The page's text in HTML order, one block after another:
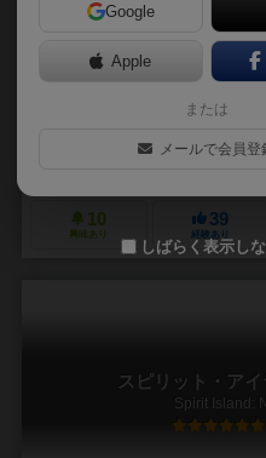
より多彩なプレイが可能に
コンパイル基本セットにあらたな
「無関心」を加える拡張セット
で、基本ルールの変更はありませ
マイケル・ヤン（Michael
グレーター・ザン・ゲームズ
10
興味あり
39
経験あり
スピリット・ア
Spirit Island:
Google
Apple
または
メールで会員登
しばらく表示し